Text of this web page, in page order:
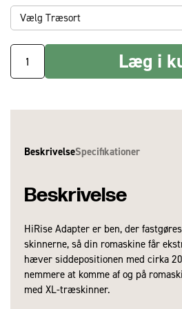
Vælg Træsort
Læg i
BeskrivelseSpecifikationer
Beskrivelse
HiRise Adapter er ben, der
skinnerne, så din romaskine får
hæver siddepositionen med cirka
nemmere at komme af og på
med XL-træskinner.
Dimensioner - I brug (L x
B x H):
30 x 20
Træsorter: